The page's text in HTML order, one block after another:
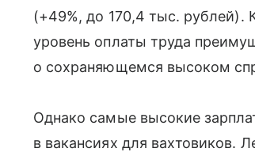
(+49%, до 170,4 тыс. рублей).
уровень оплаты труда
о сохраняющемся высоком
Однако самые высокие
в вакансиях для вахтовиков.